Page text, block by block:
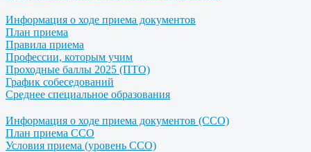
Информация о ходе приема документов
План приема
Правила приема
Профессии, которым учим
Проходные баллы 2025 (ПТО)
График собеседований
Среднее специальное образования
Информация о ходе приема документов (ССО)
План приема ССО
Условия приема (уровень ССО)